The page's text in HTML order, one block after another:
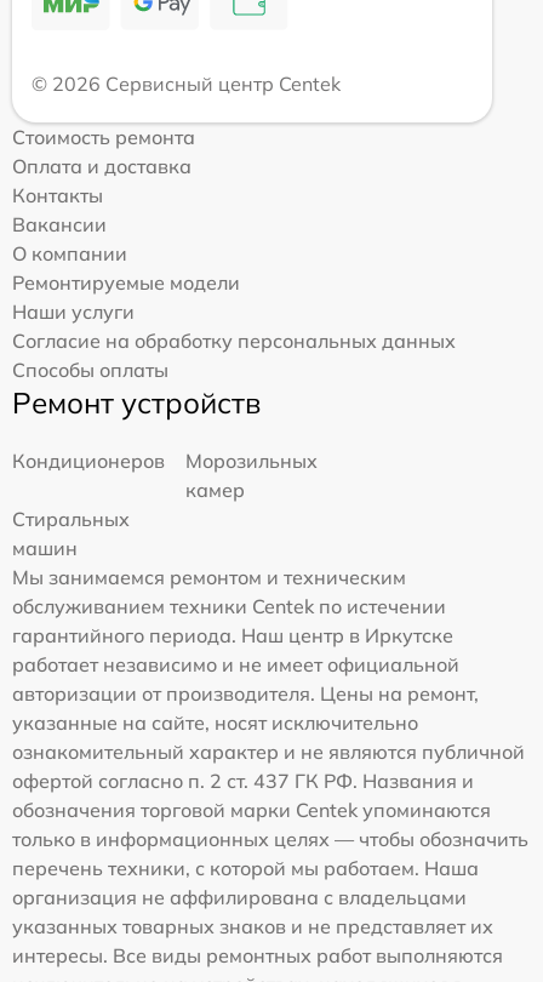
© 2026 Сервисный центр Centek
Стоимость ремонта
Оплата и доставка
Контакты
Вакансии
О компании
Ремонтируемые модели
Наши услуги
Согласие на обработку персональных данных
Способы оплаты
Ремонт устройств
Кондиционеров
Морозильных
камер
Стиральных
машин
Мы занимаемся ремонтом и техническим
обслуживанием техники Centek по истечении
гарантийного периода. Наш центр в Иркутске
работает независимо и не имеет официальной
авторизации от производителя. Цены на ремонт,
указанные на сайте, носят исключительно
ознакомительный характер и не являются публичной
офертой согласно п. 2 ст. 437 ГК РФ. Названия и
обозначения торговой марки Centek упоминаются
только в информационных целях — чтобы обозначить
перечень техники, с которой мы работаем. Наша
организация не аффилирована с владельцами
указанных товарных знаков и не представляет их
интересы. Все виды ремонтных работ выполняются